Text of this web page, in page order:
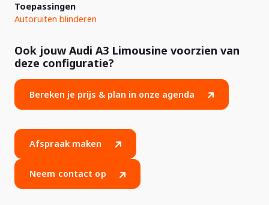
Toepassingen
Autoruiten blinderen
Ook jouw Audi A3 Limousine voorzien van
deze configuratie?
Bereken je prijs & plan in onze agenda
Afspraak maken
Neem contact op